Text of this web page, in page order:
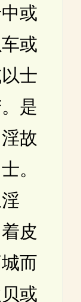
或
或
士
是
故
。
皮
而
或